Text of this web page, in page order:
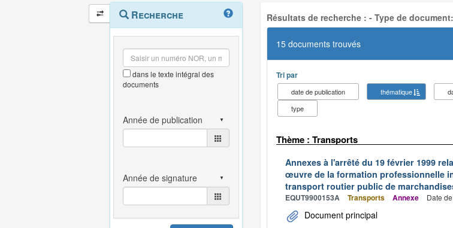
Navigation
et
outils
annexes
Menu
contextuel
Recherche
dans le texte intégral des
documents
Résultats de recherche : - Type de
15 documents trouvés
Tri par
date de publication thématique
type
Thème : Transports
Annexes à l'arrêté du 19 février 1999
œuvre de la formation professionnelle
transport routier public de
EQUT9900153A Transports Annexe Date
Document principal